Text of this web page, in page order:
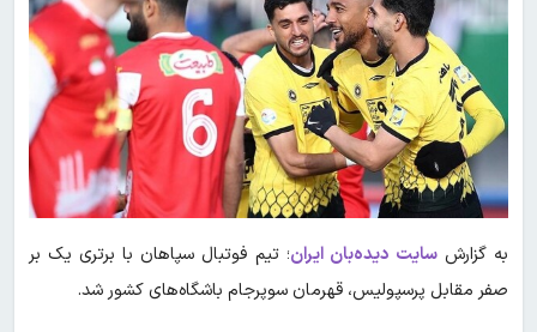
به گزارشسایت دیده‌بان ایران؛ تیم فوتبال سپاهان با برتری یک بر
صفر مقابل پرسپولیس، قهرمان سوپرجام باشگاه‌های کشور شد.